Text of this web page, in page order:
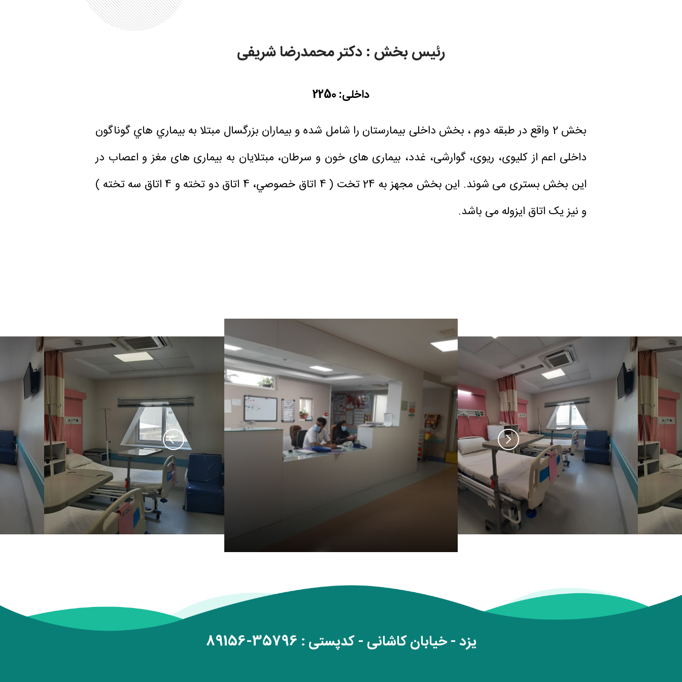
رئیس بخش : دکتر محمدرضا شریفی
داخلی: 2250
بخش 2 واقع در طبقه دوم ، بخش داخلی بیمارستان را شامل شده و بیماران بزرگسال مبتلا به بيماري هاي گوناگون
داخلی اعم از کلیوی، ریوی، گوارشی، غدد، بیماری های خون و سرطان، مبتلایان به بیماری های مغز و اعصاب در
این بخش بستری می شوند. این بخش مجهز به 24 تخت ( 4 اتاق خصوصي، 4 اتاق دو تخته و 4 اتاق سه تخته )
و نیز یک اتاق ایزوله می باشد.
یزد - خیابان کاشانی - کدپستی : 35796-89156